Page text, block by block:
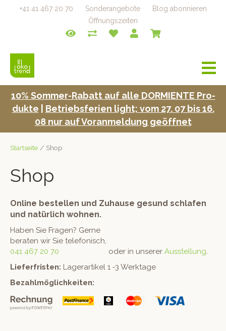
+41 41 467 20 70 Sonderangebote
Blog abonnieren
Öffnungszeiten
a
v
i
10% Som­mer-Rabatt auf alle DORMIENTE Pro­
duk­te
Betrieb­s­fe­rien light; vom 27. 07 bis 16.
08 nur auf Voran­mel­dung geöffnet
Startseite / Shop
Shop
Online bestellen und Zuhause gesund schlafen
und natürlich wohnen.
Haben Sie Fra­gen? Gerne
berat­en wir Sie telefonisch,
041 467 20 70
oder in unser­er Ausstel­lung.
Liefer­fris­ten: Lager­ar­tikel 1 ‑3 Werktage
Bezahlmöglichkeit­en: